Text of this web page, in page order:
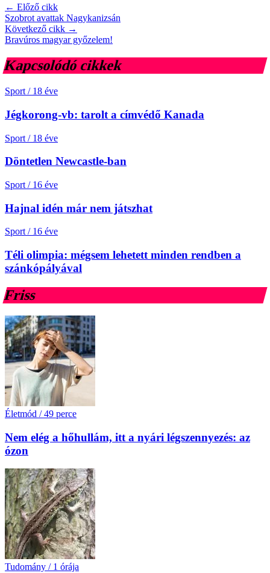
← Előző cikk
Szobrot avattak Nagykanizsán
Következő cikk →
Bravúros magyar győzelem!
Kapcsolódó cikkek
Sport / 18 éve
Jégkorong-vb: tarolt a címvédő Kanada
Sport / 18 éve
Döntetlen Newcastle-ban
Sport / 16 éve
Hajnal idén már nem játszhat
Sport / 16 éve
Téli olimpia: mégsem lehetett minden rendben a
szánkópályával
Friss
Életmód / 49 perce
Nem elég a hőhullám, itt a nyári légszennyezés: az
ózon
Tudomány / 1 órája